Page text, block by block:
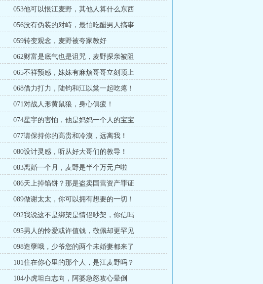
053他可以恨江麦野，其他人算什么东西
056没有伪装的对峙，最怕吃醋男人搞事
059转变观念，麦野被夸家教好
062财富是底气也是诅咒，麦野探亲被阻
065不祥预感，妹妹有麻烦哥哥立刻顶上
068借力打力，陆钧和江以棠一起吃瘪！
071对战人形黄鼠狼，身心俱疲！
074星宇的害怕，他是妈妈一个人的宝宝
077请保持你的高贵和冷漠，远离我！
080设计灵感，听从好大哥们的教导！
083离婚一个月，麦野是半个万元户啦
086天上掉馅饼？那是盗卖国营资产罪证
089做谢太太，你可以拥有想要的一切！
092我说这不是绑架是情侣吵架，你信吗
095男人的怜爱或许值钱，敬佩却更罕见
098造孽哦，少爷您的两个未婚妻都来了
101住在你心里的那个人，是江麦野吗？
104小虎坦白志向，阿婆急怒攻心晕倒